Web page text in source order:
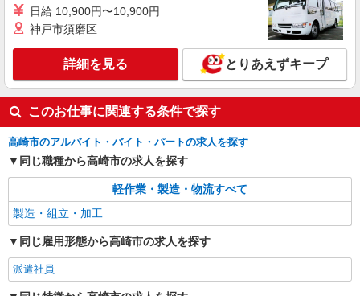
群馬県高崎市
キープ 詳細を見る
日給 10,900円〜10,900円
神戸市須磨区
詳細を見る とりあえずキープ
このお仕事に関連する条件で探す
高崎市のアルバイト・バイト・パートの求人を探す
同じ職種から高崎市の求人を探す
軽作業・製造・物流すべて
製造・組立・加工
同じ雇用形態から高崎市の求人を探す
派遣社員